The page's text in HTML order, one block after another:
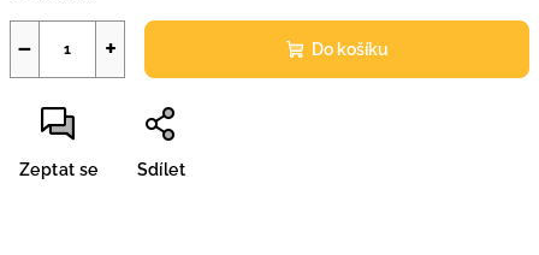
+
− Do košíku
Zeptat se Sdílet